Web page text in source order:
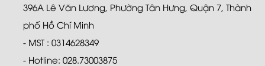
396A Lê Văn Lương, Phường Tân Hưng, Quận 7, Thành
phố Hồ Chí Minh
- MST : 0314628349
- Hotline: 028.73003875